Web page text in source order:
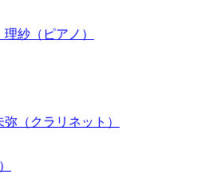
紗（ピアノ）
（クラリネット）